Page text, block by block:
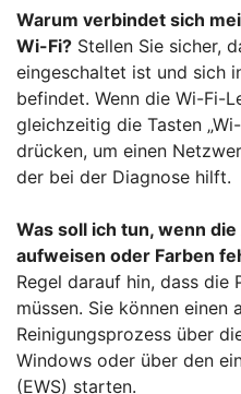
Warum verbindet sich
Wi-Fi? Stellen Sie sicher,
eingeschaltet ist und sich
befindet. Wenn die Wi-Fi-
gleichzeitig die Tasten
drücken, um einen
der bei der Diagnose hilft.
Was soll ich tun, wenn
aufweisen oder Farben
Regel darauf hin, dass die
müssen. Sie können einen
Reinigungsprozess über
Windows oder über den
(EWS) starten.